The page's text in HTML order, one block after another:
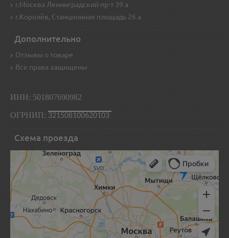
г.Москва Ленинградский пр-т 39 а
г.Королёв, Станционная площадь 26 а
Дополнительно
Отзывы о товаре
Все права защищены
ИНН: 501807690982
ОГРНИП: 321508100620103
Схема проезда